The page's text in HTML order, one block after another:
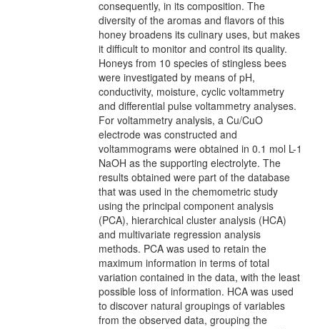
consequently, in its composition. The
diversity of the aromas and flavors of this
honey broadens its culinary uses, but makes
it difficult to monitor and control its quality.
Honeys from 10 species of stingless bees
were investigated by means of pH,
conductivity, moisture, cyclic voltammetry
and differential pulse voltammetry analyses.
For voltammetry analysis, a Cu/CuO
electrode was constructed and
voltammograms were obtained in 0.1 mol L-1
NaOH as the supporting electrolyte. The
results obtained were part of the database
that was used in the chemometric study
using the principal component analysis
(PCA), hierarchical cluster analysis (HCA)
and multivariate regression analysis
methods. PCA was used to retain the
maximum information in terms of total
variation contained in the data, with the least
possible loss of information. HCA was used
to discover natural groupings of variables
from the observed data, grouping the